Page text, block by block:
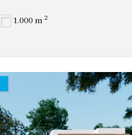
1.000 m 2